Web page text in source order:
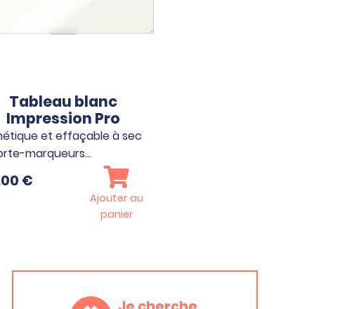
Tableau blanc
Impression Pro
et effaçable à sec
marqueurs…
€
Ajouter au
panier